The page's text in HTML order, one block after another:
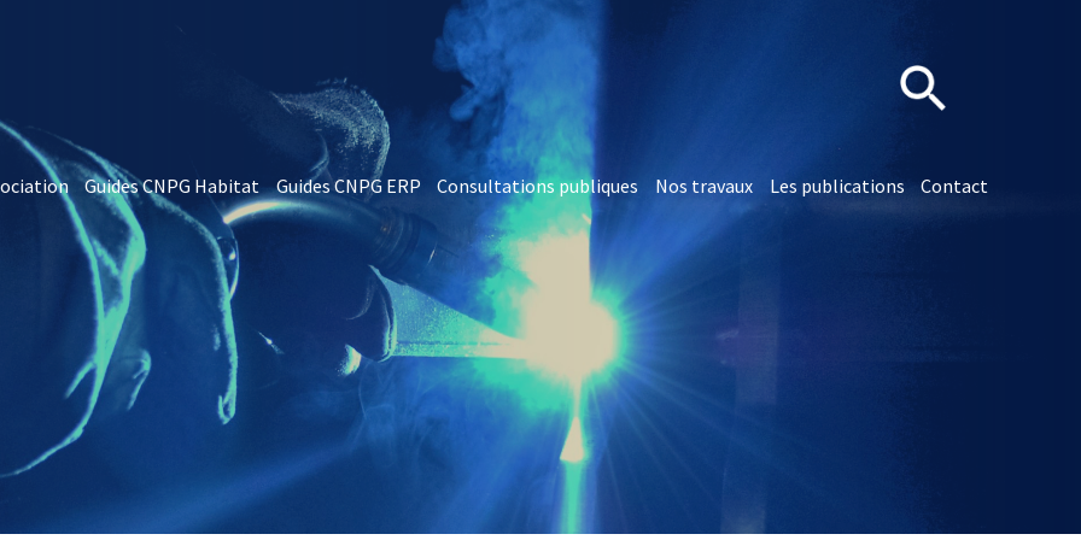
Guides CNPG Habitat Guides CNPG ERP Consultations publiques Nos travaux Les publications Contact